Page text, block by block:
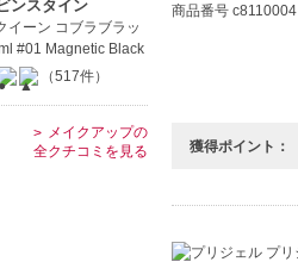
商品番号 c8110004
獲得ポイント：
ンスタイン
イーン コブラブラッ
#01 Magnetic Black
（517件）
メイクアップの
全クチコミを見る